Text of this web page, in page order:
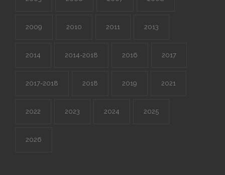
2009 2010 2011 2013
2014 2014-2018 2016 2017
2017-2018 2018 2019 2021
2022 2023 2024 2025
2026